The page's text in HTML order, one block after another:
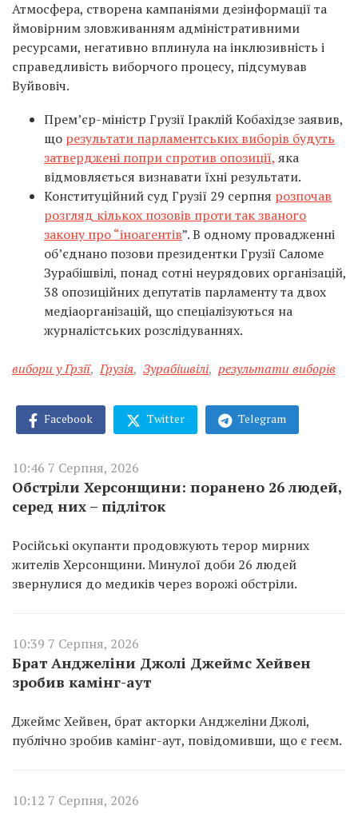
Атмосфера, створена кампаніями дезінформації та
ймовірним зловживанням адміністративними
ресурсами, негативно вплинула на інклюзивність і
справедливість виборчого процесу, підсумував
Вуйвовіч.
Прем’єр-міністр Грузії Іраклій Кобахідзе заявив,
що результати парламентських виборів будуть
затверджені попри спротив опозиції, яка
відмовляється визнавати їхні результати.
Конституційний суд Грузії 29 серпня розпочав
розгляд кількох позовів проти так званого
закону про “іноагентів”. В одному провадженні
об’єднано позови президентки Грузії Саломе
Зурабішвілі, понад сотні неурядових організацій,
38 опозиційних депутатів парламенту та двох
медіаорганізацій, що спеціалізуються на
журналістських розслідуваннях.
вибори у Грзії, Грузія, Зурабішвілі, результати виборів
Facebook Twitter Telegram
10:46 7 Серпня, 2026
Обстріли Херсонщини: поранено 26 людей,
серед них – підліток
Російські окупанти продовжують терор мирних
жителів Херсонщини. Минулої доби 26 людей
звернулися до медиків через ворожі обстріли.
10:39 7 Серпня, 2026
Брат Анджеліни Джолі Джеймс Хейвен
зробив камінг-аут
Джеймс Хейвен, брат акторки Анджеліни Джолі,
публічно зробив камінг-аут, повідомивши, що є геєм.
10:12 7 Серпня, 2026